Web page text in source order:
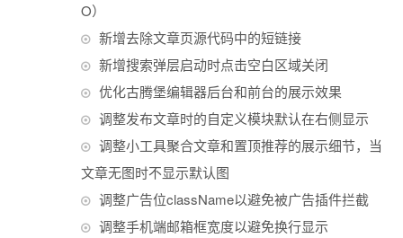
O）
新增去除文章页源代码中的短链接
新增搜索弹层启动时点击空白区域关闭
优化古腾堡编辑器后台和前台的展示效果
调整发布文章时的自定义模块默认在右侧显示
调整小工具聚合文章和置顶推荐的展示细节，当
文章无图时不显示默认图
调整广告位className以避免被广告插件拦截
调整手机端邮箱框宽度以避免换行显示